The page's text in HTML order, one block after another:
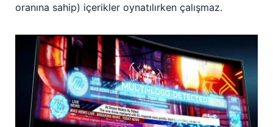
oranına sahip) içerikler oynatılırken çalışmaz.